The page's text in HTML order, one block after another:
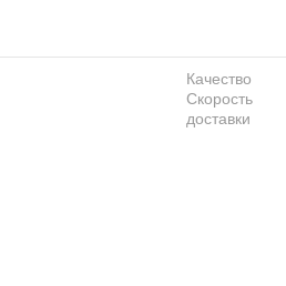
Качество
Скорость
доставки